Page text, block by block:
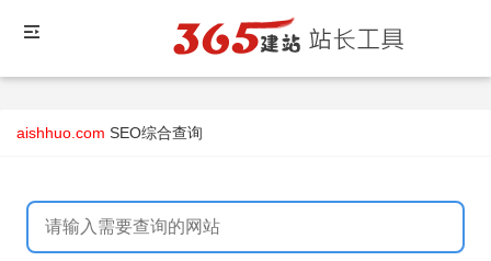
aishhuo.com SEO综合查询